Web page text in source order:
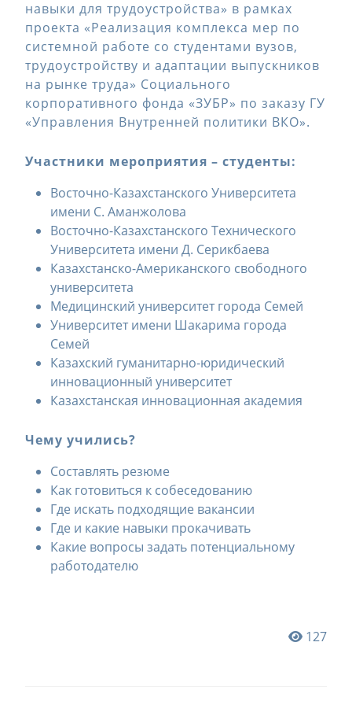
навыки для трудоустройства» в рамках
проекта «Реализация комплекса мер по
системной работе со студентами вузов,
трудоустройству и адаптации выпускников
на рынке труда» Социального
корпоративного фонда «ЗУБР» по заказу ГУ
«Управления Внутренней политики ВКО».
Участники мероприятия – студенты:
Восточно-Казахстанского Университета
имени С. Аманжолова
Восточно-Казахстанского Технического
Университета имени Д. Серикбаева
Казахстанско-Американского свободного
университета
Медицинский университет города Семей
Университет имени Шакарима города
Семей
Казахский гуманитарно-юридический
инновационный университет
Казахстанская инновационная академия
Чему учились?
Составлять резюме
Как готовиться к собеседованию
Где искать подходящие вакансии
Где и какие навыки прокачивать
Какие вопросы задать потенциальному
работодателю
127